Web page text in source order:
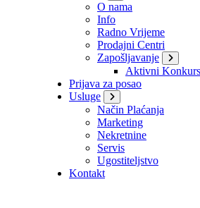
O nama
Info
Radno Vrijeme
Prodajni Centri
Zapošljavanje
Aktivni
Prijava za posao
Usluge
Način Plaćanja
Marketing
Nekretnine
Servis
Ugostiteljstvo
Kontakt